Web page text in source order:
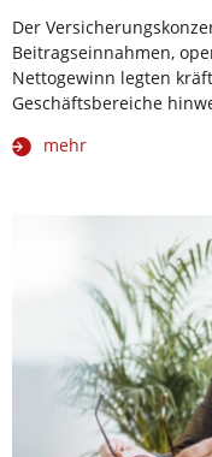
Der
Beitragseinnahmen,
Nettogewinn legten
Geschäftsbereiche
mehr